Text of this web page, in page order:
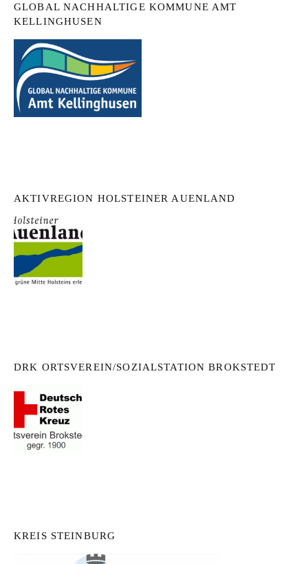
GLOBAL NACHHALTIGE KOMMUNE AMT
KELLINGHUSEN
AKTIVREGION HOLSTEINER AUENLAND
DRK ORTSVEREIN/SOZIALSTATION BROKSTEDT
KREIS STEINBURG